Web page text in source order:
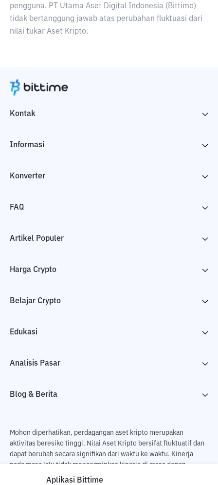
pengguna. PT Utama Aset Digital Indonesia (Bittime)
tidak bertanggung jawab atas perubahan fluktuasi dari
nilai tukar Aset Kripto.
Kontak
Informasi
Konverter
FAQ
Artikel Populer
Harga Crypto
Belajar Crypto
Edukasi
Analisis Pasar
Blog & Berita
Mohon diperhatikan, perdagangan aset kripto merupakan
aktivitas beresiko tinggi. Nilai Aset Kripto bersifat fluktuatif dan
dapat berubah secara signifikan dari waktu ke waktu. Kinerja
pada masa lalu tidak mencerminkan kinerja di masa depan.
Terdapat risiko kehilangan sebagai dampak dari membeli dan
Aplikasi Bittime